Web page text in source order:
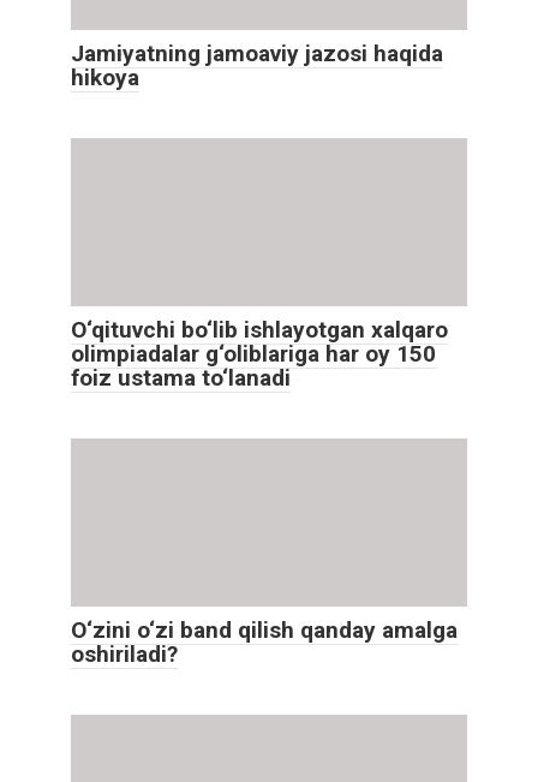
Jamiyatning jamoaviy jazosi haqida
hikoya
O‘qituvchi bo‘lib ishlayotgan xalqaro
olimpiadalar g‘oliblariga har oy 150
foiz ustama to‘lanadi
O‘zini o‘zi band qilish qanday amalga
oshiriladi?